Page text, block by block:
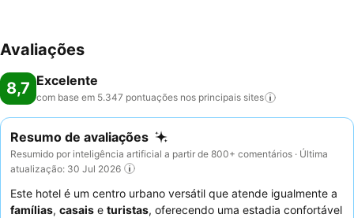
Avaliações
8,7 Excelente
com base em 5.347 pontuações nos principais sites
Resumo de avaliações
Resumido por inteligência artificial a partir de 800+ comentários · Última
atualização: 30 Jul 2026
Este hotel é um centro urbano versátil que atende igualmente a
famílias, casais e turistas, oferecendo uma estadia confortável